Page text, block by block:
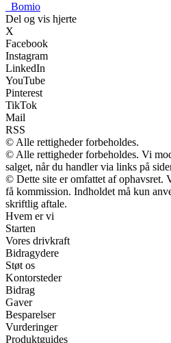
Bomio
Del og vis hjerte
X
Facebook
Instagram
LinkedIn
YouTube
Pinterest
TikTok
Mail
RSS
© Alle rettigheder forbeholdes.
© Alle rettigheder forbeholdes. Vi
salget, når du handler via links på
© Dette site er omfattet af ophavsret.
få kommission. Indholdet må kun
skriftlig aftale.
Hvem er vi
Starten
Vores drivkraft
Bidragydere
Støt os
Kontorsteder
Bidrag
Gaver
Besparelser
Vurderinger
Produktguides